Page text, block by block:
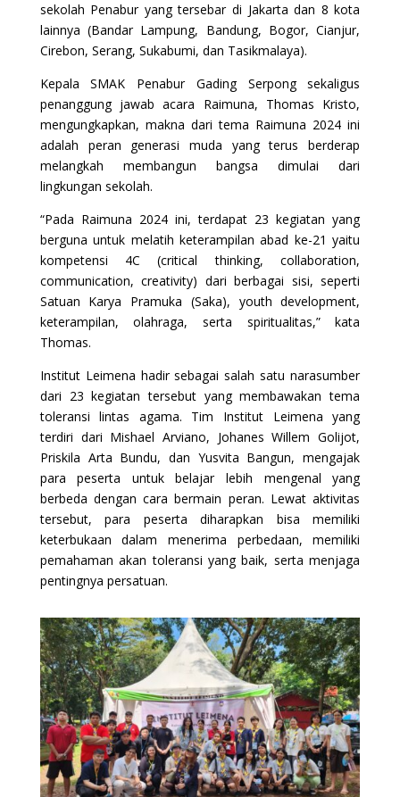
sekolah Penabur yang tersebar di Jakarta dan 8 kota
lainnya (Bandar Lampung, Bandung, Bogor, Cianjur,
Cirebon, Serang, Sukabumi, dan Tasikmalaya).
Kepala SMAK Penabur Gading Serpong sekaligus
penanggung jawab acara Raimuna, Thomas Kristo,
mengungkapkan, makna dari tema Raimuna 2024 ini
adalah peran generasi muda yang terus berderap
melangkah membangun bangsa dimulai dari
lingkungan sekolah.
“Pada Raimuna 2024 ini, terdapat 23 kegiatan yang
berguna untuk melatih keterampilan abad ke-21 yaitu
kompetensi 4C (critical thinking, collaboration,
communication, creativity) dari berbagai sisi, seperti
Satuan Karya Pramuka (Saka), youth development,
keterampilan, olahraga, serta spiritualitas,” kata
Thomas.
Institut Leimena hadir sebagai salah satu narasumber
dari 23 kegiatan tersebut yang membawakan tema
toleransi lintas agama. Tim Institut Leimena yang
terdiri dari Mishael Arviano, Johanes Willem Golijot,
Priskila Arta Bundu, dan Yusvita Bangun, mengajak
para peserta untuk belajar lebih mengenal yang
berbeda dengan cara bermain peran. Lewat aktivitas
tersebut, para peserta diharapkan bisa memiliki
keterbukaan dalam menerima perbedaan, memiliki
pemahaman akan toleransi yang baik, serta menjaga
pentingnya persatuan.